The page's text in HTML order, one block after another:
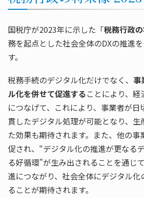
国税庁が2023年に示した「税務行政
務を起点とした社会全体のDXの推進
す。
税務手続のデジタル化だけでなく、 事
ル化を併せて促進する ことにより、
につなげて、これにより、事業者が
貫したデジタル処理が可能となり、生
た効果も期待されます。また、他の事
促され、“デジタル化の推進が更なる
る好循環”が生み出されることを通じ
進につながり、社会全体にデジタル
ることが期待されます。